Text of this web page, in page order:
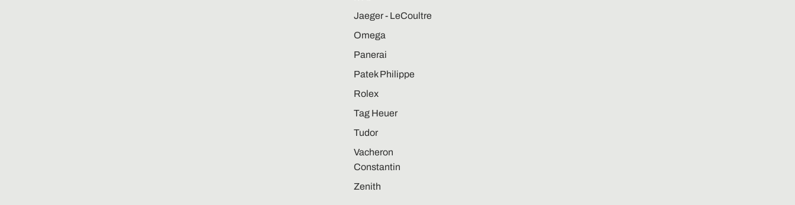
Jaeger - LeCoultre
Omega
Panerai
Patek Philippe
Rolex
Tag Heuer
Tudor
Vacheron
Constantin
Zenith